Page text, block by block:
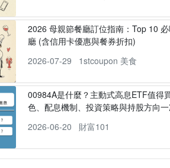
2026 母親節餐廳訂位指南：Top 10
廳 (含信用卡優惠與餐券折扣)
2026-07-29
1stcoupon 美食
00984A是什麼？主動式高息ETF值得
色、配息機制、投資策略與持股方向
2026-06-20
財富101